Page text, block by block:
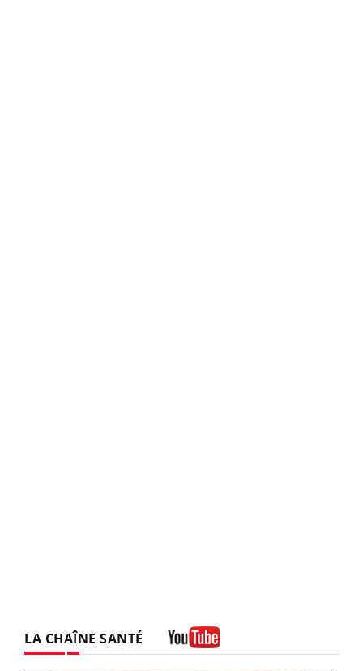
LA CHAÎNE SANTÉ